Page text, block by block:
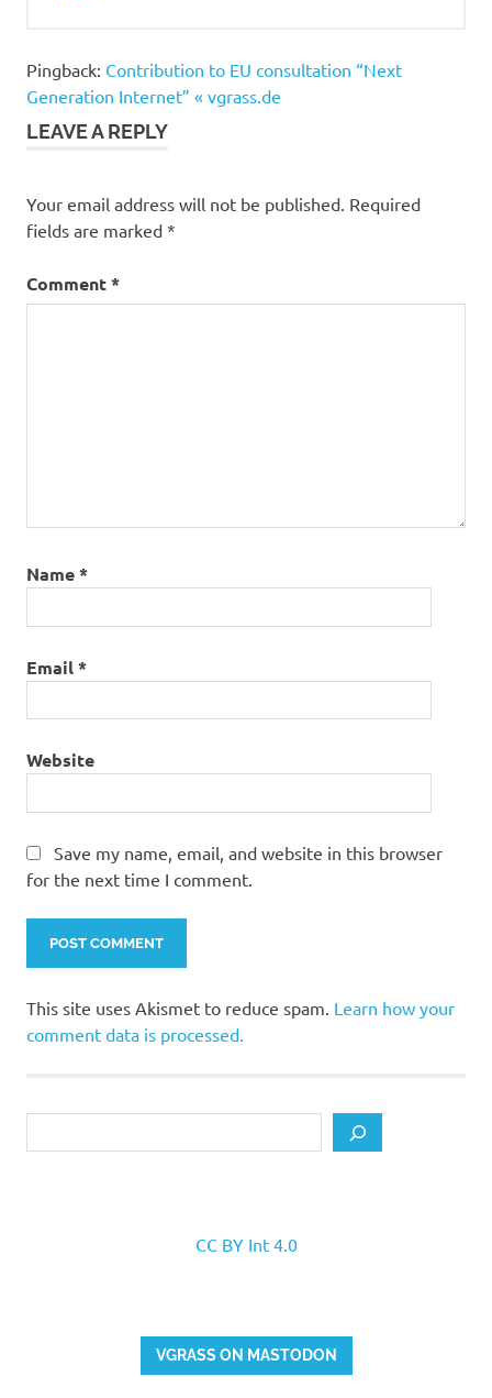
Pingback: Contribution to EU consultation “Next
Generation Internet” « vgrass.de
LEAVE A REPLY
Your email address will not be published. Required
fields are marked *
Comment*
Name*
Email*
Website
Save my name, email, and website in this browser
for the next time I comment.
This site uses Akismet to reduce spam. Learn how your
comment data is processed.
CC BY Int 4.0
VGRASS ON MASTODON